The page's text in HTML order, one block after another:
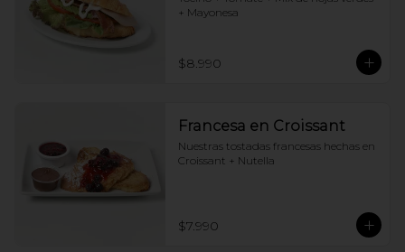
+ Mayonesa
$8.990
Francesa en Croissant
Nuestras tostadas francesas hechas en
Croissant + Nutella
$7.990